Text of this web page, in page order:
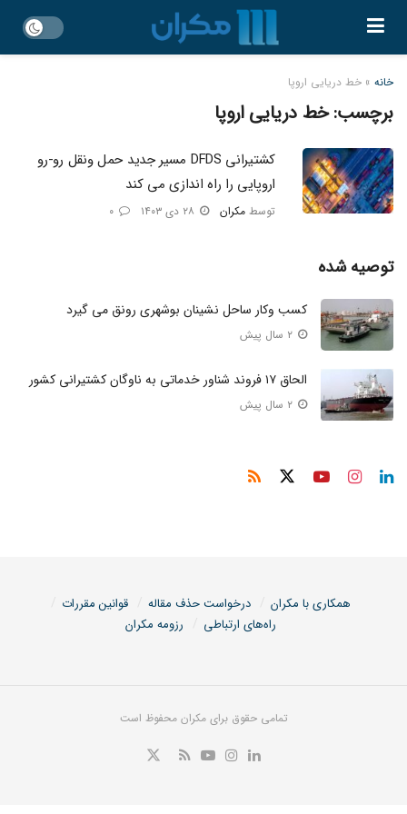
خانه » خط دریایی اروپا
برچسب:خط دریایی اروپا
کشتیرانی DFDS مسیر جدید حمل ونقل رو-رو
اروپایی را راه اندازی می کند
توسط مکران
توصیه شده
کسب وکار ساحل نشینان بوشهری رونق می گیرد
الحاق ۱۷ فروند شناور خدماتی به ناوگان کشتیرانی کشور
همکاری با مکران درخواست حذف مقاله
قوانین مقررات
راه‌های ارتباطی
رزومه مکران
تمامی حقوق برای مکران محفوظ است